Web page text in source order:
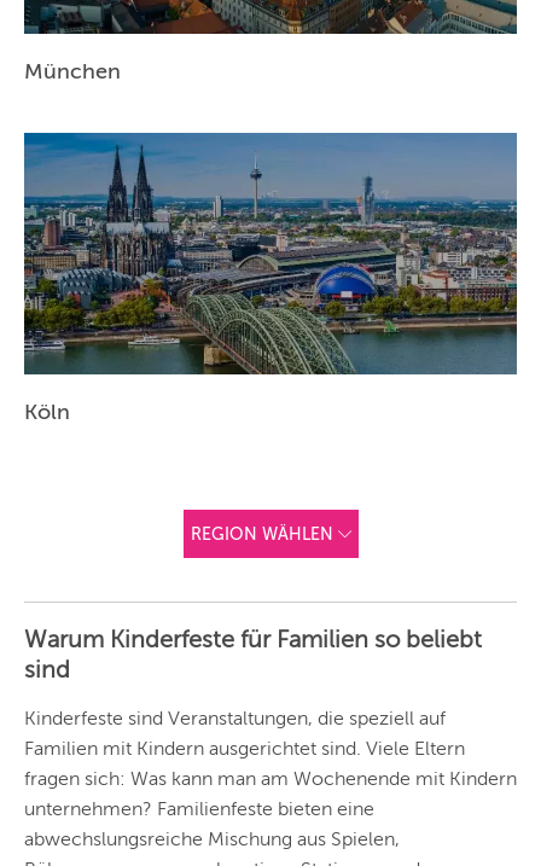
München
Köln
REGION WÄHLEN
Vorschlag basierend
Angebote und
Angebote außerhalb
unserer Städte.
BERLIN
MÜNCHEN
Warum Kinderfeste für Familien so beliebt
sind
Kinderfeste sind Veranstaltungen, die speziell auf
Familien mit Kindern ausgerichtet sind. Viele Eltern
fragen sich: Was kann man am Wochenende mit Kindern
unternehmen? Familienfeste bieten eine
abwechslungsreiche Mischung aus Spielen,